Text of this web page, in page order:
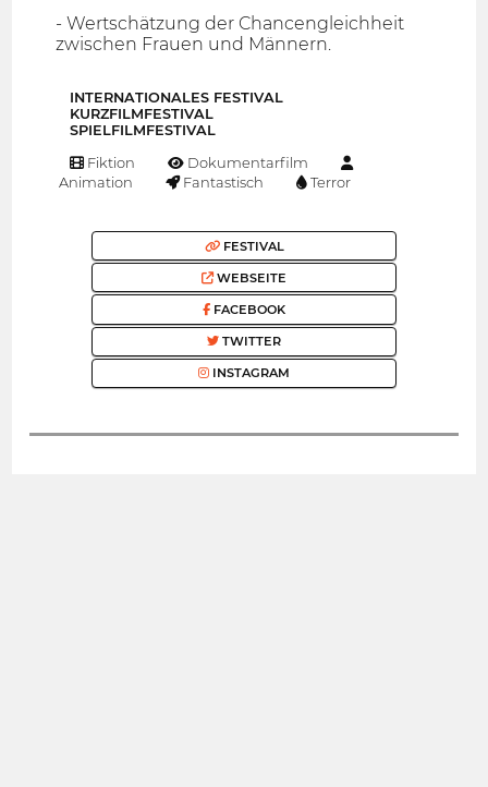
- Wertschätzung der Chancengleichheit
zwischen Frauen und Männern.
INTERNATIONALES FESTIVAL
KURZFILMFESTIVAL
SPIELFILMFESTIVAL
Fiktion
Dokumentarfilm
Animation
Fantastisch Terror
FESTIVAL
WEBSEITE
FACEBOOK
TWITTER
INSTAGRAM